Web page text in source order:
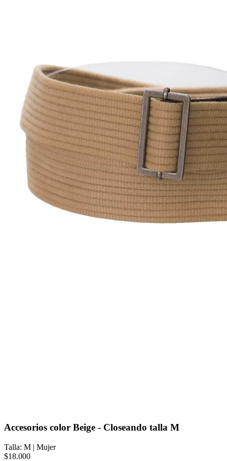
Accesorios color Beige - Closeando talla M
Talla: M | Mujer
$18.000